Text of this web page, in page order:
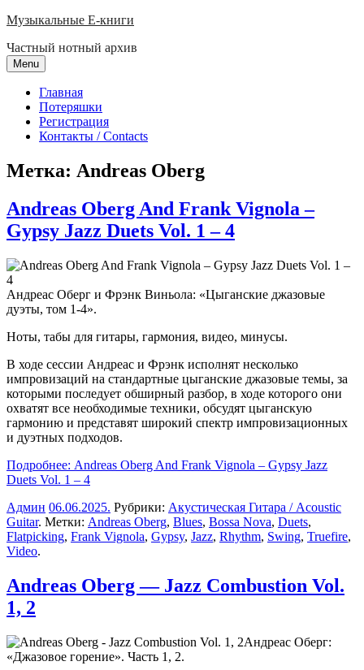
Skip
content
Музыкальные E-книги
Частный нотный архив
Menu
Главная
Потеряшки
Регистрация
Контакты / Contacts
Метка: Andreas Oberg
Andreas Oberg And Frank Vignola –
Gypsy Jazz Duets Vol. 1 – 4
Андреас Оберг и Фрэнк Виньола: «Цыганские джазовые
дуэты, том 1-4».
Ноты, табы для гитары, гармония, видео, минусы.
В ходе сессии Андреас и Фрэнк исполнят несколько
импровизаций на стандартные цыганские джазовые темы, за
которыми последует обширный разбор, в ходе которого они
охватят все необходимые техники, обсудят цыганскую
гармонию и представят широкий спектр импровизационных
и дуэтных подходов.
Подробнее: Andreas Oberg And Frank Vignola – Gypsy Jazz
Duets Vol. 1 – 4
Админ 06.06.2025. Рубрики: Акустическая Гитара / Acoustic
Guitar. Метки: Andreas Oberg, Blues, Bossa Nova, Duets,
Flatpicking, Frank Vignola, Gypsy, Jazz, Rhythm, Swing, Truefire,
Video.
Andreas Oberg — Jazz Combustion Vol.
1, 2
Андреас Оберг:
«Джазовое горение». Часть 1, 2.